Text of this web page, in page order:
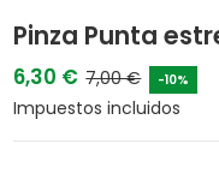
Pinza Punta
6,30 € 7,00 € -10%
Impuestos incluidos